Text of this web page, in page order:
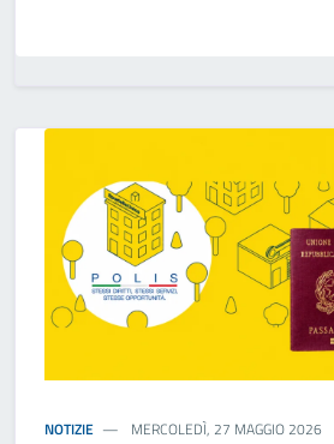
NOTIZIE MERCOLEDÌ, 27 MAGGIO 2026